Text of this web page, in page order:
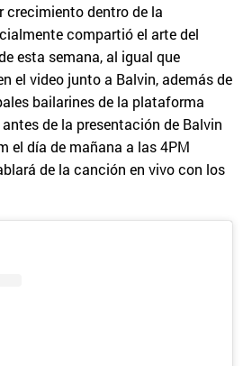
dentro de la
compartió el arte del
esta semana, al igual que
el video junto a Balvin, además de
bailarines de la plataforma
de la presentación de Balvin
el día de mañana a las 4PM
de la canción en vivo con los